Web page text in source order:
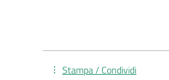
Stampa / Condividi